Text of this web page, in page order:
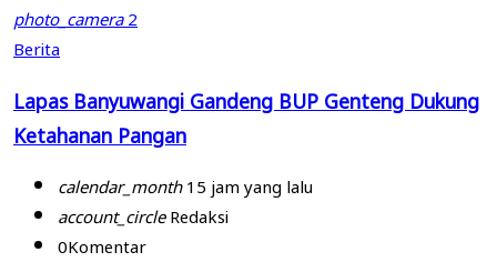
photo_camera2
Berita
Lapas Banyuwangi Gandeng BUP Genteng Dukung
Ketahanan Pangan
calendar_month15 jam yang lalu
account_circleRedaksi
0Komentar